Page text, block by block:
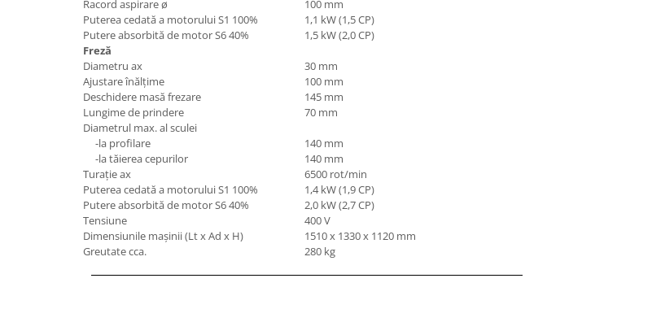
Mandrină cu 4 fălci din fontă
Mandrină cu 4 fălci din otel
Seturi de unelte pentru strungarie
Standuri pentru strunguri
Instrumente de prindere
Dispozitive de prindere pentru
Elemente de prindere mecanică
Fălci pentru PHV / VHV
Mese rotative / mese inclinabile /
Racord aspirare ø
100 mm
Puterea cedată a motorului S1 100%
1,1 kW (1,5 CP)
Putere absorbită de motor S6 40%
1,5 kW (2,0 CP)
Freză
Diametru ax
30 mm
Ajustare înălţime
100 mm
Deschidere masă frezare
145 mm
Lungime de prindere
70 mm
Diametrul max. al sculei
-la profilare
140 mm
-la tăierea cepurilor
140 mm
Turaţie ax
6500 rot/min
Puterea cedată a motorului S1 100%
1,4 kW (1,9 CP)
Putere absorbită de motor S6 40%
2,0 kW (2,7 CP)
Tensiune
400 V
Dimensiunile maşinii (Lt x Ad x H)
1510 x 1330 x 1120 mm
Greutate cca.
280 kg